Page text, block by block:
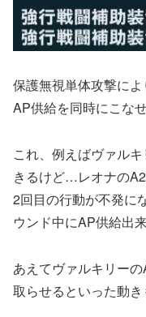
保護無視単体攻撃に
AP供給を同時にこな
これ、例えばヴァル
きるけど…レオナの
2回目の行動が不発に
ウンド中にAP供給出
あえてヴァルキリー
取らせるといった動き